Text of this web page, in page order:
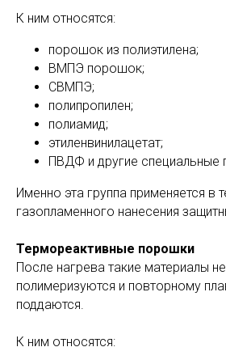
К ним относятся:
порошок из полиэтилена;
ВМПЭ порошок;
СВМПЭ;
полипропилен;
полиамид;
этиленвинилацетат;
ПВДФ и другие специальные
Именно эта группа применяется в
газопламенного нанесения
Термореактивные порошки
После нагрева такие материалы
полимеризуются и повторному
поддаются.
К ним относятся: